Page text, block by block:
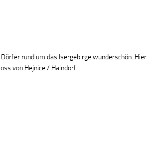
rund um das Isergebirge wunderschön. Hier
von Hejnice / Haindorf.